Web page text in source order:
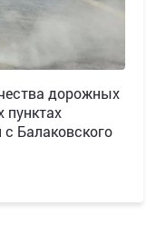
дорожных
пунктах
Балаковского